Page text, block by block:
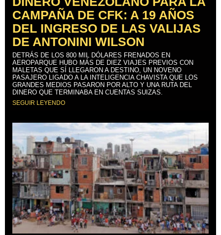
CAMPAÑA DE CFK: A 19 AÑOS
DEL INGRESO DE LAS VALIJAS
DE ANTONINI WILSON
DETRÁS DE LOS 800 MIL DÓLARES FRENADOS EN
AEROPARQUE HUBO MÁS DE DIEZ VIAJES PREVIOS CON
MALETAS QUE SÍ LLEGARON A DESTINO, UN NOVENO
PASAJERO LIGADO A LA INTELIGENCIA CHAVISTA QUE LOS
GRANDES MEDIOS PASARON POR ALTO Y UNA RUTA DEL
DINERO QUE TERMINABA EN CUENTAS SUIZAS.
SEGUIR LEYENDO